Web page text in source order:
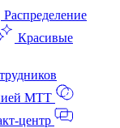
Распределение
Красивые
МТТ